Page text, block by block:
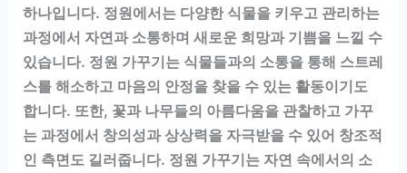
하나입니다. 정원에서는 다양한 식물을 키우고 관리하는
과정에서 자연과 소통하며 새로운 희망과 기쁨을 느낄 수
있습니다. 정원 가꾸기는 식물들과의 소통을 통해 스트레
스를 해소하고 마음의 안정을 찾을 수 있는 활동이기도
합니다. 또한, 꽃과 나무들의 아름다움을 관찰하고 가꾸
는 과정에서 창의성과 상상력을 자극받을 수 있어 창조적
인 측면도 길러줍니다. 정원 가꾸기는 자연 속에서의 소